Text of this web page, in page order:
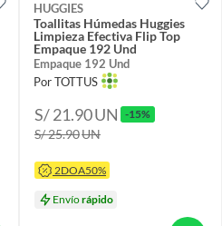
HUGGIES
Toallitas Húmedas Huggies
Limpieza Efectiva Flip Top
Empaque 192 Und
Empaque 192 Und
Por TOTTUS
S/ 21.90UN -15%
S/ 25.90UN
2DOA50%
Envíorápido